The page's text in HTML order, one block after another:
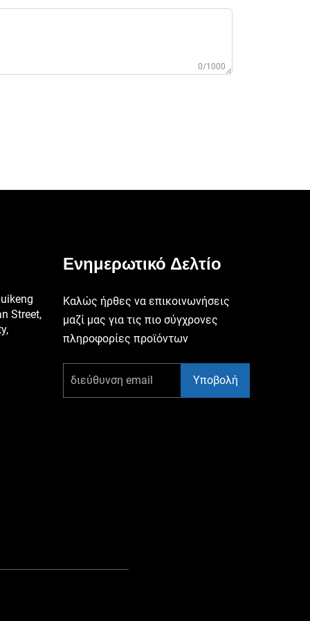
0/1000
Street,
Ενημερωτικό Δελτίο
Καλώς ήρθες να επικοινωνήσεις
μαζί μας για τις πιο σύγχρονες
πληροφορίες προϊόντων
Υποβολή